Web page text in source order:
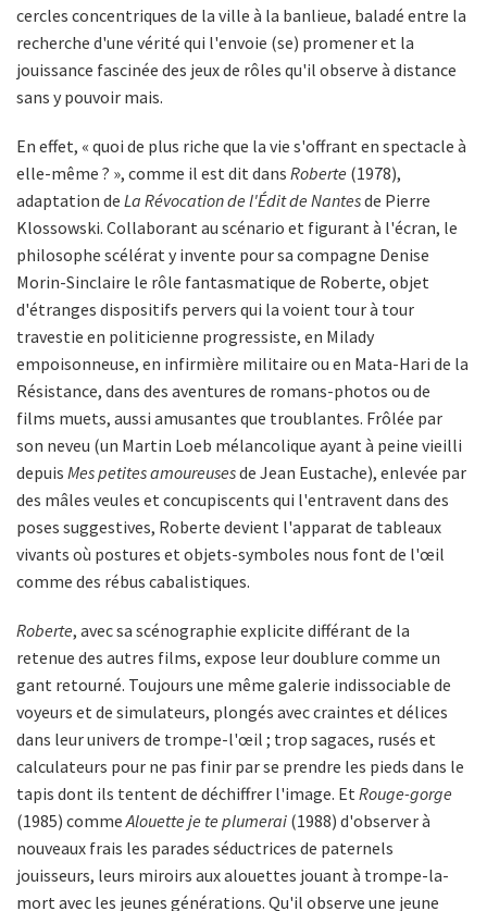
cercles concentriques de la ville à la banlieue, baladé entre la
recherche d'une vérité qui l'envoie (se) promener et la
jouissance fascinée des jeux de rôles qu'il observe à distance
sans y pouvoir mais.
En effet, « quoi de plus riche que la vie s'offrant en spectacle à
elle-même ? », comme il est dit dans Roberte (1978),
adaptation de La Révocation de l'Édit de Nantesde Pierre
Klossowski. Collaborant au scénario et figurant à l'écran, le
philosophe scélérat y invente pour sa compagne Denise
Morin-Sinclaire le rôle fantasmatique de Roberte, objet
d'étranges dispositifs pervers qui la voient tour à tour
travestie en politicienne progressiste, en Milady
empoisonneuse, en infirmière militaire ou en Mata-Hari de la
Résistance, dans des aventures de romans-photos ou de
films muets, aussi amusantes que troublantes. Frôlée par
son neveu (un Martin Loeb mélancolique ayant à peine vieilli
depuis Mes petites amoureusesde Jean Eustache), enlevée par
des mâles veules et concupiscents qui l'entravent dans des
poses suggestives, Roberte devient l'apparat de tableaux
vivants où postures et objets-symboles nous font de l'œil
comme des rébus cabalistiques.
Roberte, avec sa scénographie explicite différant de la
retenue des autres films, expose leur doublure comme un
gant retourné. Toujours une même galerie indissociable de
voyeurs et de simulateurs, plongés avec craintes et délices
dans leur univers de trompe-l'œil ; trop sagaces, rusés et
calculateurs pour ne pas finir par se prendre les pieds dans le
tapis dont ils tentent de déchiffrer l'image. Et Rouge-gorge
(1985) comme Alouette je te plumerai (1988) d'observer à
nouveaux frais les parades séductrices de paternels
jouisseurs, leurs miroirs aux alouettes jouant à trompe-la-
mort avec les jeunes générations. Qu'il observe une jeune